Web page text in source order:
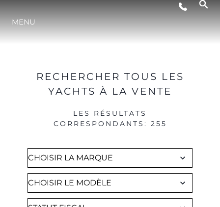
STYLE DE VIE
LA SOCIÉTÉ
NOTRE ÉQUIPE
NOTRE HÉRITAGE
ESTIMEZ VOTRE BATEAU
MENU
RECHERCHER TOUS LES
YACHTS À LA VENTE
LES RÉSULTATS
CORRESPONDANTS : 255